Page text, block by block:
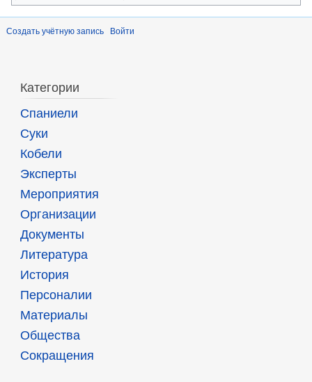
Создать учётную запись Войти
Категории
Спаниели
Суки
Кобели
Эксперты
Мероприятия
Организации
Документы
Литература
История
Персоналии
Материалы
Общества
Сокращения